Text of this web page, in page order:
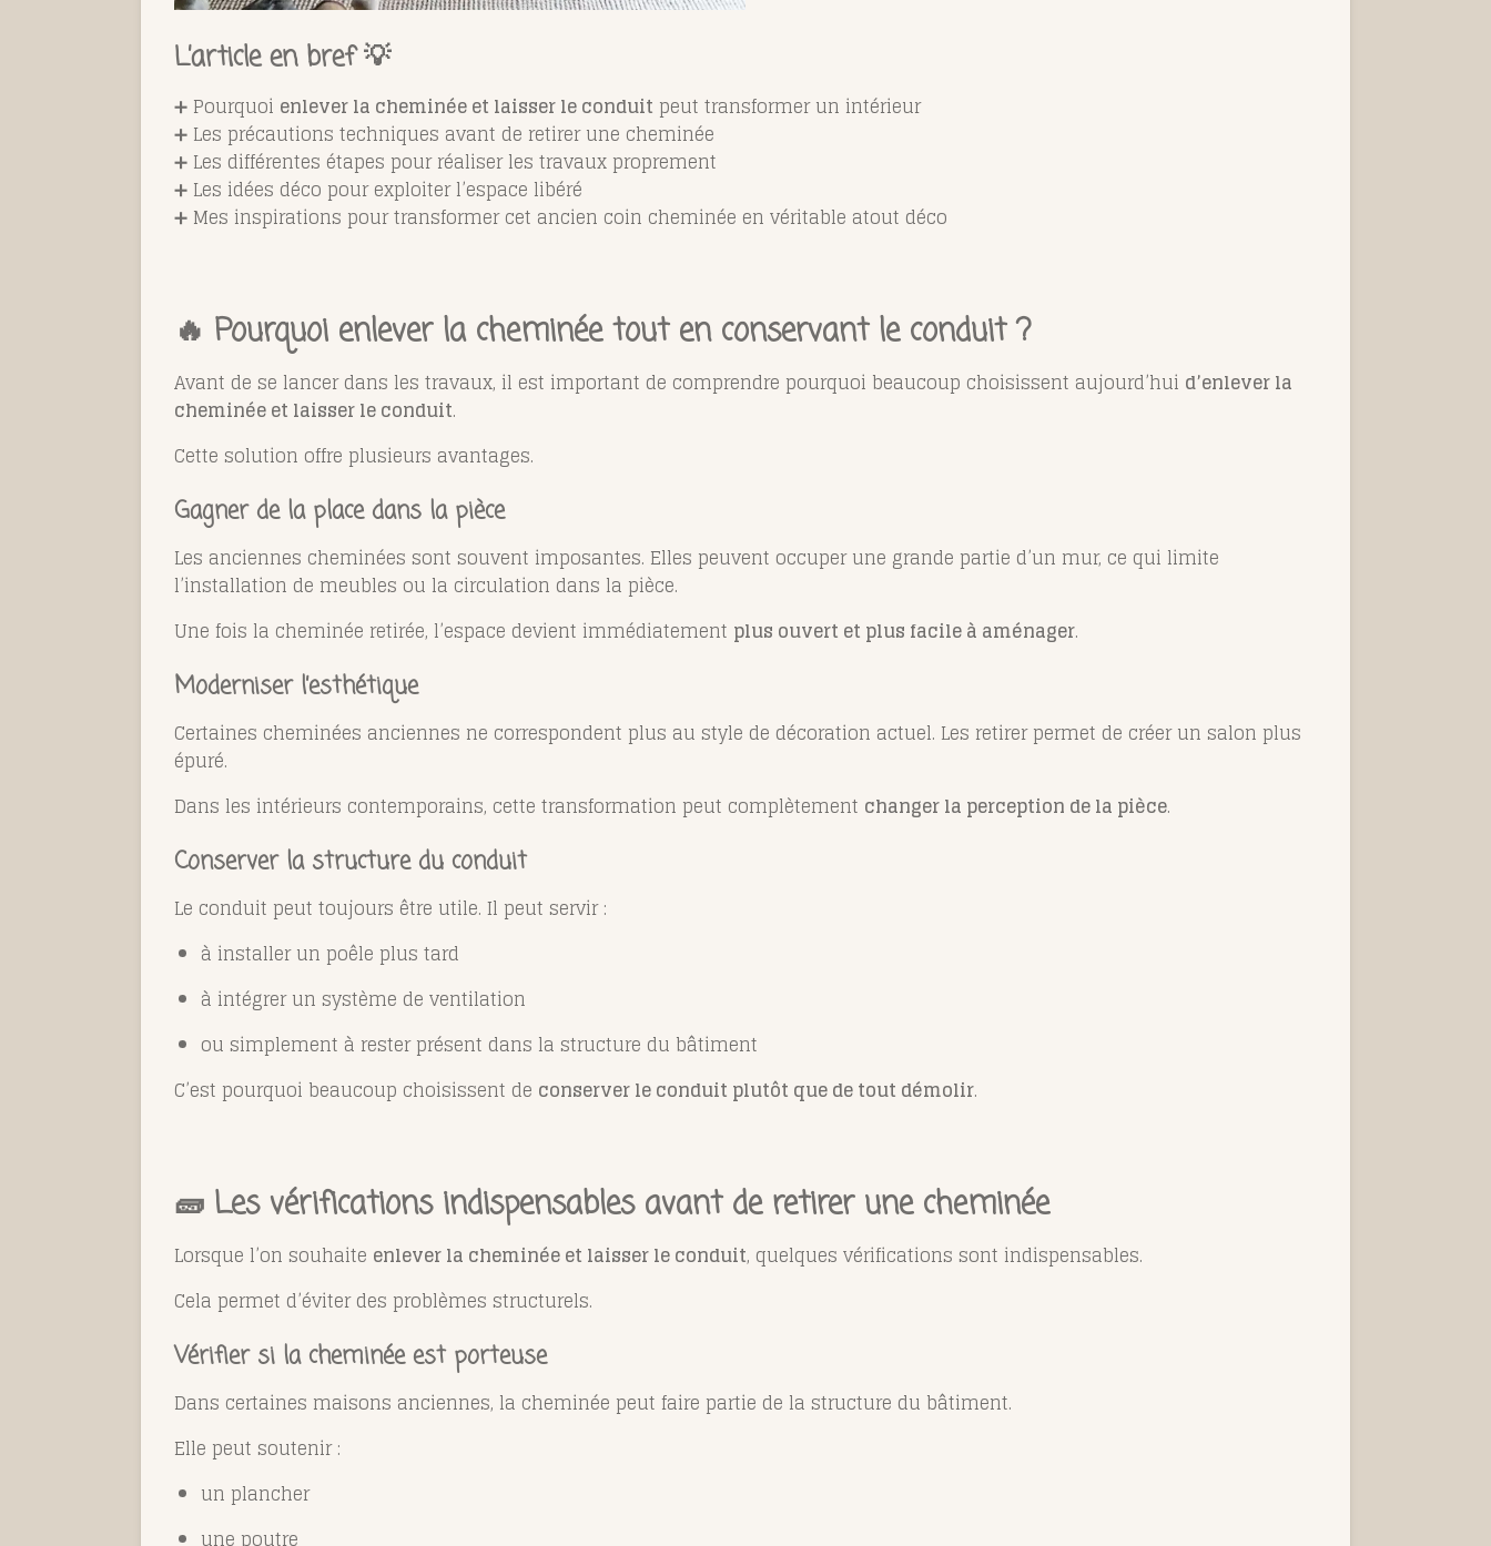
L’article en bref 💡
➕ Pourquoi enlever la cheminée et laisser le conduit peut transformer un intérieur
➕ Les précautions techniques avant de retirer une cheminée
➕ Les différentes étapes pour réaliser les travaux proprement
➕ Les idées déco pour exploiter l’espace libéré
➕ Mes inspirations pour transformer cet ancien coin cheminée en véritable atout déco
🔥 Pourquoi enlever la cheminée tout en conservant le conduit ?
Avant de se lancer dans les travaux, il est important de comprendre pourquoi beaucoup choisissent aujourd’hui d’enlever la
cheminée et laisser le conduit.
Cette solution offre plusieurs avantages.
Gagner de la place dans la pièce
Les anciennes cheminées sont souvent imposantes. Elles peuvent occuper une grande partie d’un mur, ce qui limite
l’installation de meubles ou la circulation dans la pièce.
Une fois la cheminée retirée, l’espace devient immédiatement plus ouvert et plus facile à aménager.
Moderniser l’esthétique
Certaines cheminées anciennes ne correspondent plus au style de décoration actuel. Les retirer permet de créer un salon plus
épuré.
Dans les intérieurs contemporains, cette transformation peut complètement changer la perception de la pièce.
Conserver la structure du conduit
Le conduit peut toujours être utile. Il peut servir :
à installer un poêle plus tard
à intégrer un système de ventilation
ou simplement à rester présent dans la structure du bâtiment
C’est pourquoi beaucoup choisissent de conserver le conduit plutôt que de tout démolir.
🧱 Les vérifications indispensables avant de retirer une cheminée
Lorsque l’on souhaite enlever la cheminée et laisser le conduit, quelques vérifications sont indispensables.
Cela permet d’éviter des problèmes structurels.
Vérifier si la cheminée est porteuse
Dans certaines maisons anciennes, la cheminée peut faire partie de la structure du bâtiment.
Elle peut soutenir :
un plancher
une poutre